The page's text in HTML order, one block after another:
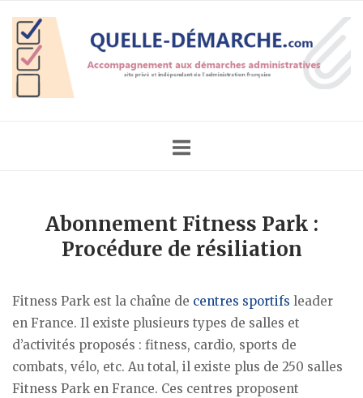
content
Home
Abonnement Fitness Park :
Procédure de résiliation
Fitness Park est la chaîne de centres sportifs leader
en France. Il existe plusieurs types de salles et
d’activités proposés : fitness, cardio, sports de
combats, vélo, etc. Au total, il existe plus de 250 salles
Fitness Park en France. Ces centres proposent